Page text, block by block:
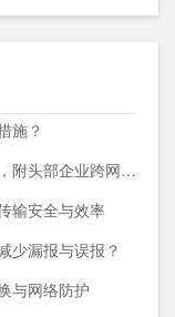
施？
新能源行业内外网文件摆渡系统选型测评，附头部企业跨网部署案例
输安全与效率
少漏报与误报？
与网络防护